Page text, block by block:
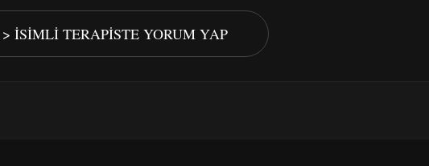
İSIMLI TERAPISTE YORUM YAP